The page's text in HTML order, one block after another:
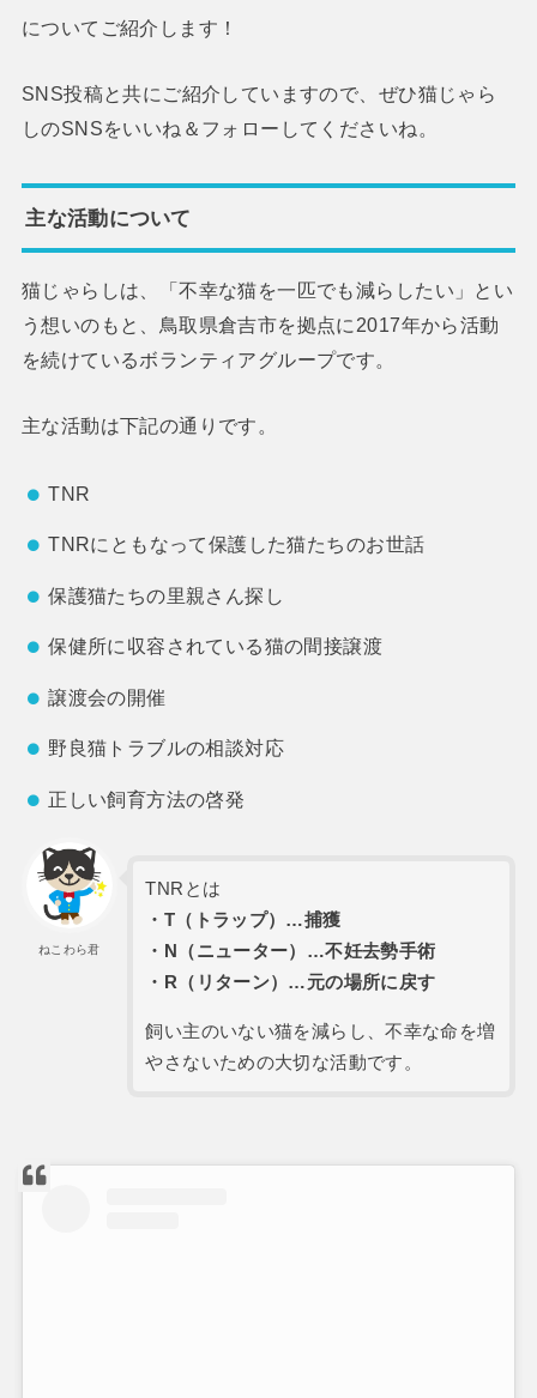
についてご紹介します！
SNS投稿と共にご紹介していますので、ぜひ猫じゃら
しのSNSをいいね＆フォローしてくださいね。
主な活動について
猫じゃらしは、「不幸な猫を一匹でも減らしたい」とい
う想いのもと、鳥取県倉吉市を拠点に2017年から活動
を続けているボランティアグループです。
主な活動は下記の通りです。
TNR
TNRにともなって保護した猫たちのお世話
保護猫たちの里親さん探し
保健所に収容されている猫の間接譲渡
譲渡会の開催
野良猫トラブルの相談対応
正しい飼育方法の啓発
ねこわら君
TNRとは
・T（トラップ）…捕獲
・N（ニューター）…不妊去勢手術
・R（リターン）…元の場所に戻す
飼い主のいない猫を減らし、不幸な命を増
やさないための大切な活動です。